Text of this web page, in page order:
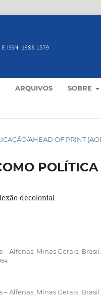
ARQUIVOS SOBRE
AHEAD OF PRINT
decolonial
Alfenas, Minas Gerais, Brasil.
Alfenas, Minas Gerais, Brasil.